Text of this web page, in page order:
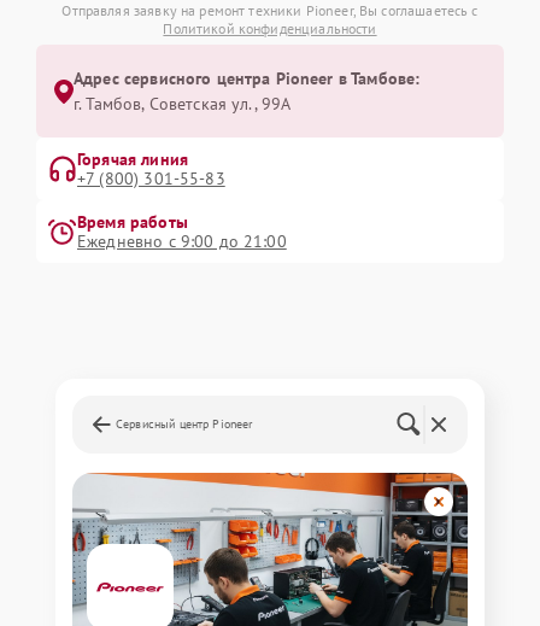
Отправляя заявку на ремонт техники Pioneer, Вы соглашаетесь с
Политикой конфиденциальности
Адрес сервисного центра Pioneer в Тамбове:
г. Тамбов, Советская ул., 99А
Горячая линия
+7 (800) 301-55-83
Время работы
Ежедневно с 9:00 до 21:00
Сервисный центр Pioneer